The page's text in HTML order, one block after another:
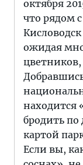
октября
что рядом
Кисловодск
ожидая
цветников,
находится
бродить
картой
Если вы,